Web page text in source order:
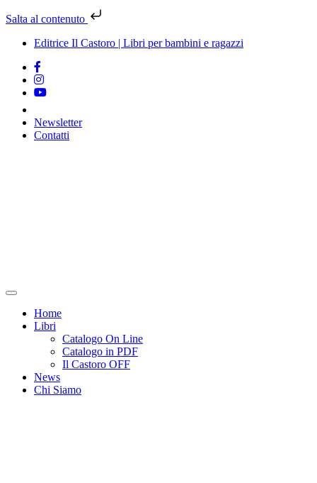
Salta al contenuto
Editrice Il Castoro | Libri per bambini e ragazzi
Newsletter
Contatti
Home
Libri
Catalogo On Line
Catalogo in PDF
Il Castoro OFF
News
Chi Siamo